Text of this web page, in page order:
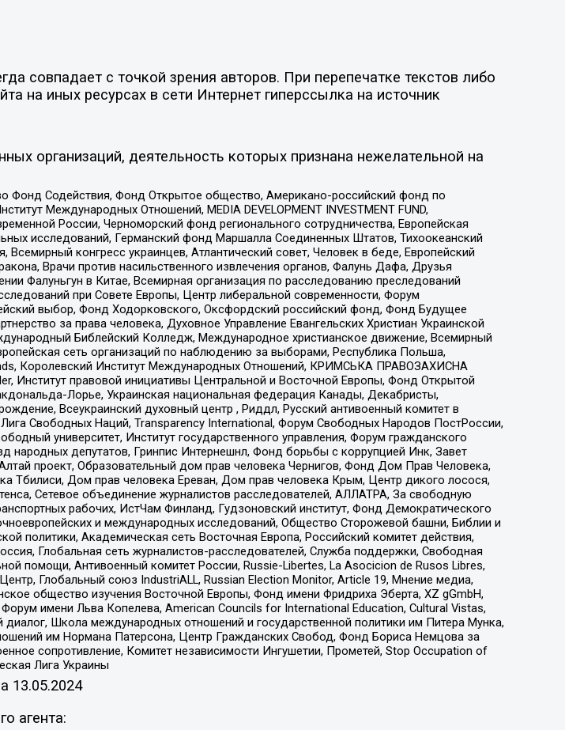
совпадает с точкой зрения авторов. При перепечатке текстов либо
на иных ресурсах в сети Интернет гиперссылка на источник
организаций, деятельность которых признана нежелательной на
Фонд Содействия, Фонд Открытое общество, Американо-российский фонд по
Международных Отношений, MEDIA DEVELOPMENT INVESTMENT FUND,
России, Черноморский фонд регионального сотрудничества, Европейская
исследований, Германский фонд Маршалла Соединенных Штатов, Тихоокеанский
конгресс украинцев, Атлантический совет, Человек в беде, Европейский
Врачи против насильственного извлечения органов, Фалунь Дафа, Друзья
Фалуньгун в Китае, Всемирная организация по расследованию преследований
при Совете Европы, Центр либеральной современности, Форум
выбор, Фонд Ходорковского, Оксфордский российский фонд, Фонд Будущее
за права человека, Духовное Управление Евангельских Христиан Украинской
Библейский Колледж, Международное христианское движение, Всемирный
сеть организаций по наблюдению за выборами, Республика Польша,
Королевский Институт Международных Отношений, КРИМСЬКА ПРАВОЗАХИСНА
Институт правовой инициативы Центральной и Восточной Европы, Фонд Открытой
Лорье, Украинская национальная федерация Канады, Декабристы,
Всеукраинский духовный центр , Риддл, Русский антивоенный комитет в
Свободных Наций, Transparеncy International, Форум Свободных Народов ПостРоссии,
университет, Институт государственного управления, Форум гражданского
депутатов, Гринпис Интернешнл, Фонд борьбы с коррупцией Инк, Завет
проект, Образовательный дом прав человека Чернигов, Фонд Дом Прав Человека,
Тбилиси, Дом прав человека Ереван, Дом прав человека Крым, Центр дикого лосося,
Сетевое объединение журналистов расследователей, АЛЛАТРА, За свободную
рабочих, ИстЧам Финланд, Гудзоновский институт, Фонд Демократического
и международных исследований, Общество Сторожевой башни, Библии и
политики, Академическая сеть Восточная Европа, Российский комитет действия,
Глобальная сеть журналистов-расследователей, Служба поддержки, Свободная
помощи, Антивоенный комитет России, Russie-Libertes, La Asocicion de Rusos Libres,
Глобальный союз IndustriALL, Russian Election Monitor, Article 19, Мнение медиа,
общество изучения Восточной Европы, Фонд имени Фридриха Эберта, XZ gGmbH,
имени Льва Копелева, American Councils for International Education, Cultural Vistas,
Школа международных отношений и государственной политики им Питера Мунка,
им Нормана Патерсона, Центр Гражданских Свобод, Фонд Бориса Немцова за
сопротивление, Комитет независимости Ингушетии, Прометей, Stop Occupation of
Лига Украины
13.05.2024
агента: